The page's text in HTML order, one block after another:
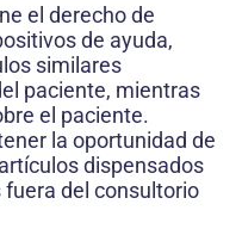
el derecho de
de ayuda,
similares
paciente, mientras
el paciente.
la oportunidad de
dispensados
fuera del consultorio